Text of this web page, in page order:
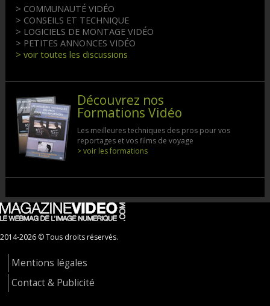
> COMMUNAUTÉ VIDÉO
> CONSEILS ET TECHNIQUE
> LOGICIELS DE MONTAGE VIDÉO
> PETITES ANNONCES VIDÉO
> voir toutes les discussions
Découvrez nos
Formations Vidéo
Les meilleures techniques des pros pour vos
reportages et vos films de voyage
> voir les formations
2014-2026 © Tous droits réservés.
Mentions légales
Contact & Publicité